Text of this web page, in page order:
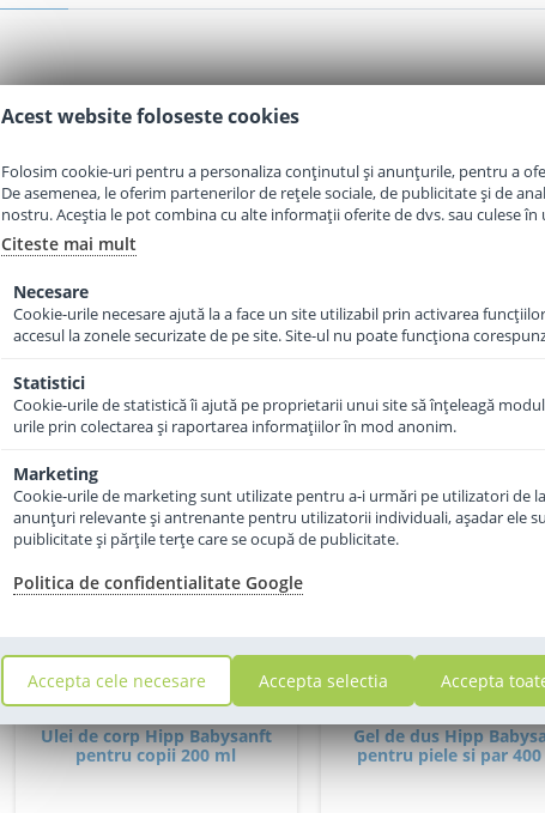
Bubchen
Ulei de corp Hipp Babysanft
pentru copii 200 ml
Gel de dus Hipp
pentru piele si par
Acest website foloseste cookies
Folosim cookie-uri pentru a personaliza conținutul și anunțurile, pentru a
De asemenea, le oferim partenerilor de rețele sociale, de publicitate și de
nostru. Aceștia le pot combina cu alte informații oferite de dvs. sau culese
Citeste mai mult
Necesare
Cookie-urile necesare ajută la a face un site utilizabil prin activarea
accesul la zonele securizate de pe site. Site-ul nu poate funcţiona
Statistici
Cookie-urile de statistică îi ajută pe proprietarii unui site să înţeleagă
urile prin colectarea şi raportarea informaţiilor în mod anonim.
Marketing
Cookie-urile de marketing sunt utilizate pentru a-i urmări pe utilizatori de
anunţuri relevante şi antrenante pentru utilizatorii individuali, aşadar ele
puiblicitate şi părţile terţe care se ocupă de publicitate.
Politica de confidentialitate Google
Accepta cele necesare Accepta selectia Accepta